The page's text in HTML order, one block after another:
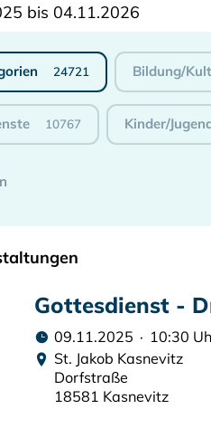
bis 04.11.2026
24721 Bildung/
10767 Kinder/
Gottesdienst -
09.11.2025 · 10:30
St. Jakob Kasnevitz
Dorfstraße
18581 Kasnevitz